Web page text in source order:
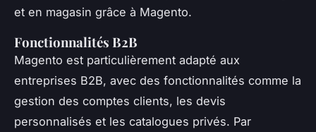
et en magasin grâce à Magento.
Fonctionnalités B2B
Magento est particulièrement adapté aux
entreprises B2B, avec des fonctionnalités comme la
gestion des comptes clients, les devis
personnalisés et les catalogues privés. Par